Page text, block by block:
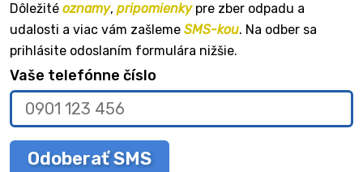
Dôležité oznamy, pripomienkypre zber odpadu a
udalosti a viac vám zašleme SMS-kou. Na odber sa
prihlásite odoslaním formulára nižšie.
Vaše telefónne číslo
Odoberať SMS